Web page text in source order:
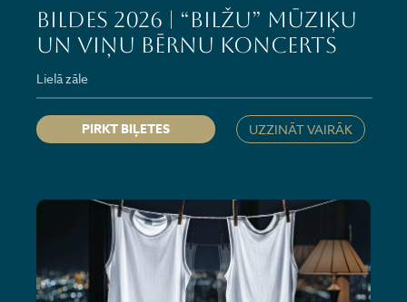
BILDES 2026 | “BILŽU” MŪZIĶU
UN VIŅU BĒRNU koncerts
Lielā zāle
PIRKT BIĻETES UZZINĀT VAIRĀK